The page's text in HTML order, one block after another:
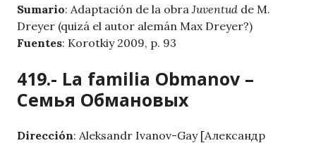
Sumario: Adaptación de la obra Juventud de M.
Dreyer (quizá el autor alemán Max Dreyer?)
Fuentes: Korotkiy 2009, p. 93
419.- La familia Obmanov –
Семья Обмановых
Dirección: Aleksandr Ivanov-Gay [Александр